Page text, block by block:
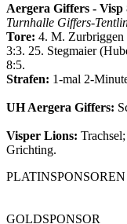
Aergera Giffers - Visp
Turnhalle Giffers-
Tore: 4. M. Zurbriggen
3:3. 25. Stegmaier
8:5.
Strafen: 1-mal 2-
UH Aergera Giffers:
Visper Lions:
Grichting.
PLATINSPONSOREN
GOLDSPONSOR